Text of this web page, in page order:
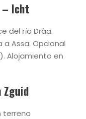
Icht
del río Drâa.
Assa. Opcional
Alojamiento en
terreno